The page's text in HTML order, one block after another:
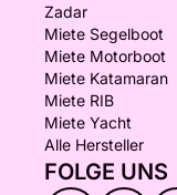
Zadar
Miete Segelboot
Miete Motorboot
Miete Katamaran
Miete RIB
Miete Yacht
Alle Hersteller
FOLGE UNS